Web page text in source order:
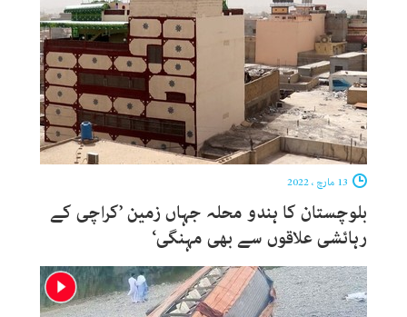
بلوچستان کا ہندو محلہ جہاں زمین ’کراچی کے
رہائشی علاقوں سے بھی مہنگی‘